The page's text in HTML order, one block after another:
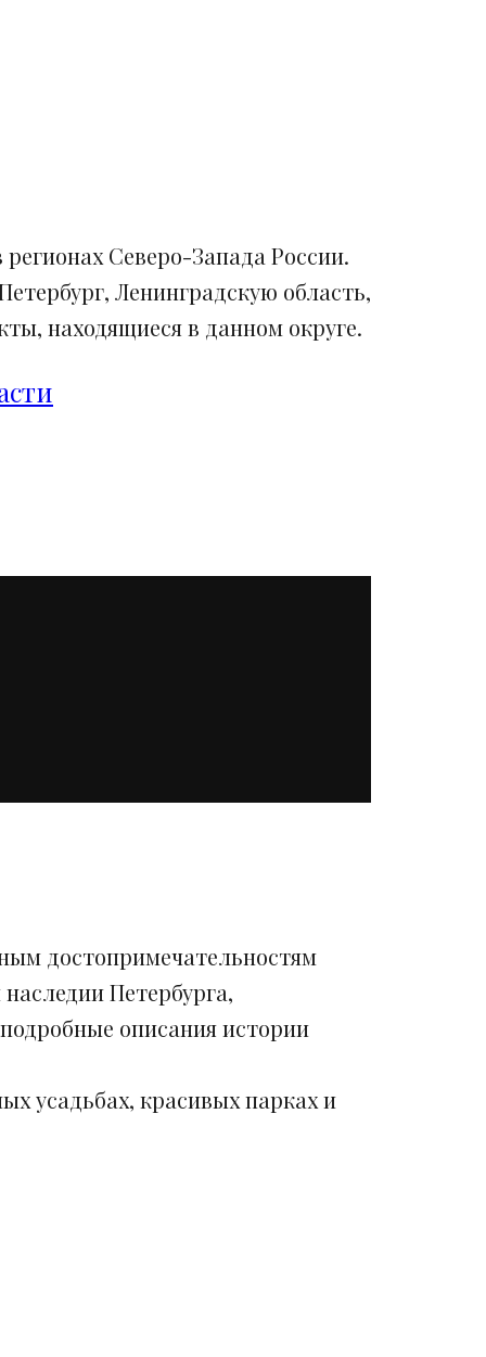
Северо-Запада России.
Ленинградскую область,
находящиеся в данном округе.
достопримечательностям
Петербурга,
описания истории
усадьбах, красивых парках и